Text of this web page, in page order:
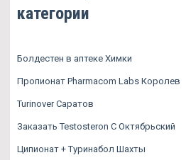
категории
Болдестен в аптеке Химки
Пропионат Pharmacom Labs Королев
Turinover Саратов
Заказать Testosteron C Октябрьский
Ципионат + Туринабол Шахты